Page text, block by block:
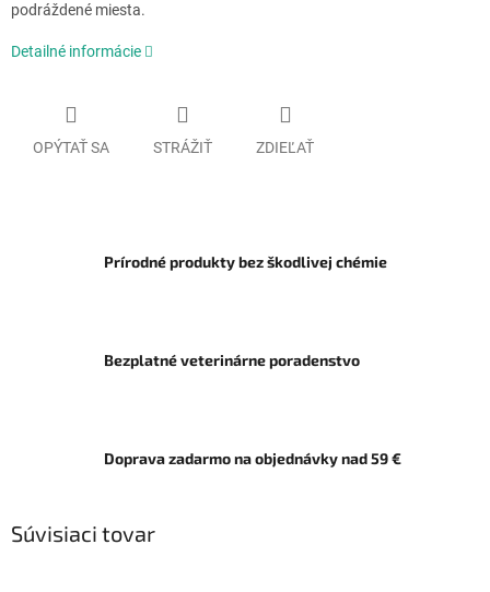
podráždené miesta.
Detailné informácie
OPÝTAŤ SA STRÁŽIŤ ZDIEĽAŤ
Prírodné produkty bez škodlivej chémie
Bezplatné veterinárne poradenstvo
Doprava zadarmo na objednávky nad 59 €
Súvisiaci tovar